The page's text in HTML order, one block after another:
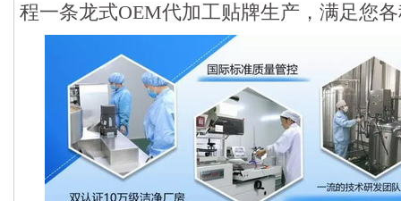
程一条龙式OEM代加工贴牌生产，满足您